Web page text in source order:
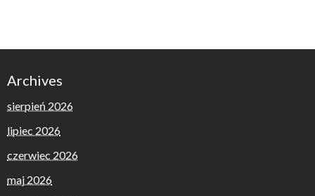
Archives
sierpień 2026
lipiec 2026
czerwiec 2026
maj 2026